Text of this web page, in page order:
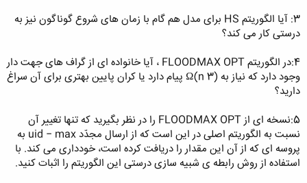
3: آیا الگوریتم HS برای مدل هم گام با زمان های شروع گوناگون نیز به
درستی کار می کند؟
4:در الگوریتم FLOODMAX OPT ، آیا خانواده ای از گراف های جهت دار
وجود دارد که نیاز به (Ω(n 3 پیام دارد یا کران پایین بهتری برای آن سراغ
دارید؟
5:نسخه ای از FLOODMAX OPT را در نظر بگیرید که تنها تغییر آن
نسبت به الگوریتم اصلی در این است که از ارسال مجدّد uid − max به
پروسه ای که از آن این مقدار را دریافت کرده است، خودداری می کند. با
استفاده از روش رابطه ی شبیه سازی درستی این الگوریتم را اثبات کنید.